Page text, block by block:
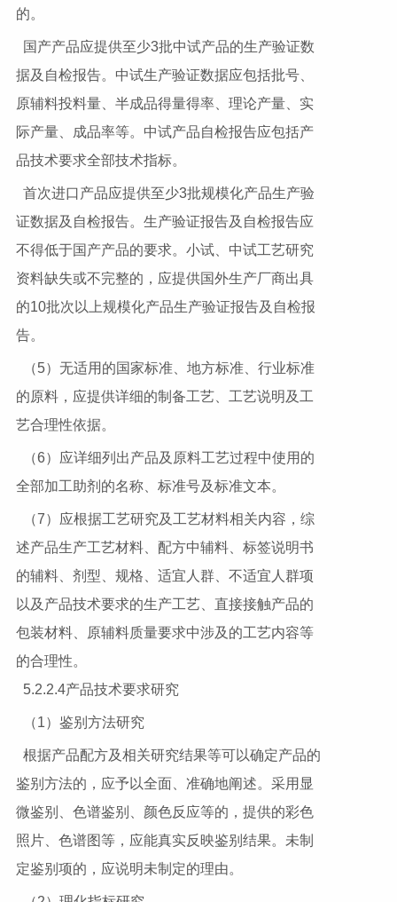
的。
国产产品应提供至少3批中试产品的生产验证数
据及自检报告。中试生产验证数据应包括批号、
原辅料投料量、半成品得量得率、理论产量、实
际产量、成品率等。中试产品自检报告应包括产
品技术要求全部技术指标。
首次进口产品应提供至少3批规模化产品生产验
证数据及自检报告。生产验证报告及自检报告应
不得低于国产产品的要求。小试、中试工艺研究
资料缺失或不完整的，应提供国外生产厂商出具
的10批次以上规模化产品生产验证报告及自检报
告。
（5）无适用的国家标准、地方标准、行业标准
的原料，应提供详细的制备工艺、工艺说明及工
艺合理性依据。
（6）应详细列出产品及原料工艺过程中使用的
全部加工助剂的名称、标准号及标准文本。
（7）应根据工艺研究及工艺材料相关内容，综
述产品生产工艺材料、配方中辅料、标签说明书
的辅料、剂型、规格、适宜人群、不适宜人群项
以及产品技术要求的生产工艺、直接接触产品的
包装材料、原辅料质量要求中涉及的工艺内容等
的合理性。
5.2.2.4产品技术要求研究
（1）鉴别方法研究
根据产品配方及相关研究结果等可以确定产品的
鉴别方法的，应予以全面、准确地阐述。采用显
微鉴别、色谱鉴别、颜色反应等的，提供的彩色
照片、色谱图等，应能真实反映鉴别结果。未制
定鉴别项的，应说明未制定的理由。